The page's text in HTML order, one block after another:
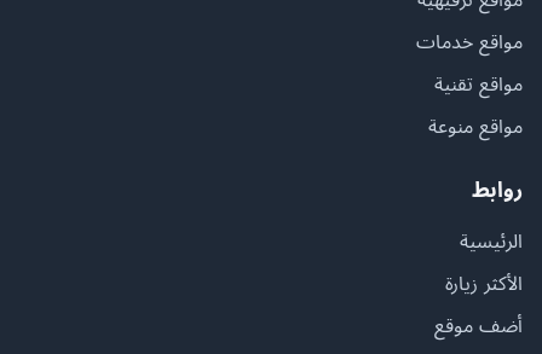
مواقع خدمات
مواقع تقنية
مواقع منوعة
روابط
الرئيسية
الأكثر زيارة
أضف موقع